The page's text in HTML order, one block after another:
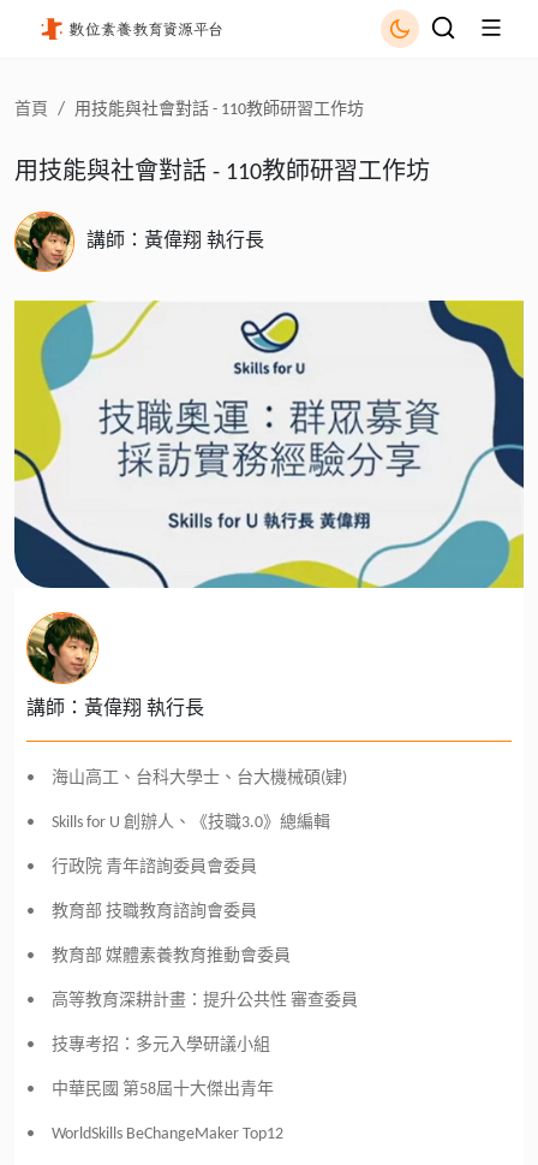
用技能與社會對話 - 110教師研習工作坊 - 國立公共資訊圖書館
首頁 用技能與社會對話 - 110教師研習工作坊
用技能與社會對話 - 110教師研習工作坊
講師：黃偉翔 執行長
講師：黃偉翔 執行長
• 海山高工、台科大學士、台大機械碩(肄)
• Skills for U 創辦人、《技職3.0》總編輯
• 行政院 青年諮詢委員會委員
• 教育部 技職教育諮詢會委員
• 教育部 媒體素養教育推動會委員
• 高等教育深耕計畫：提升公共性 審查委員
• 技專考招：多元入學研議小組
• 中華民國 第58屆十大傑出青年
• WorldSkills BeChangeMaker Top12